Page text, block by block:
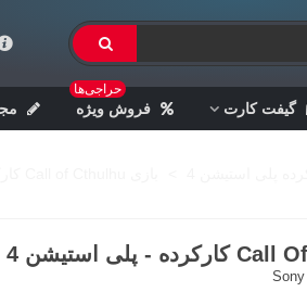
گیفت کارت فروش ویژه
حراجی‌ها